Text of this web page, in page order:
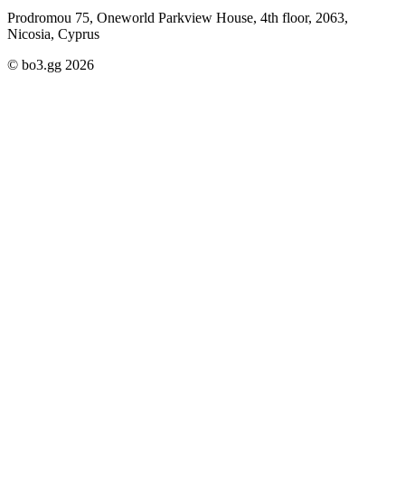
Prodromou 75, Oneworld Parkview House, 4th floor, 2063,
Nicosia, Cyprus
© bo3.gg 2026